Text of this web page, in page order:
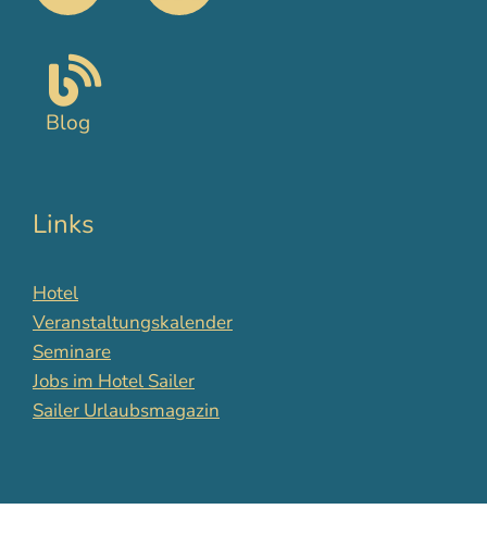
Blog
Links
Hotel
Veranstaltungskalender
Seminare
Jobs im Hotel Sailer
Sailer Urlaubsmagazin